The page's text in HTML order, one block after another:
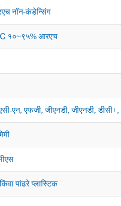
नॉन-कंडेन्सिंग
१०~९५% आरएच
एन, एफजी, जीएनडी, जीएनडी, डीसी+,
पांढरे प्लास्टिक